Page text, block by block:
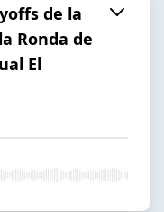
de la
Ronda de
El